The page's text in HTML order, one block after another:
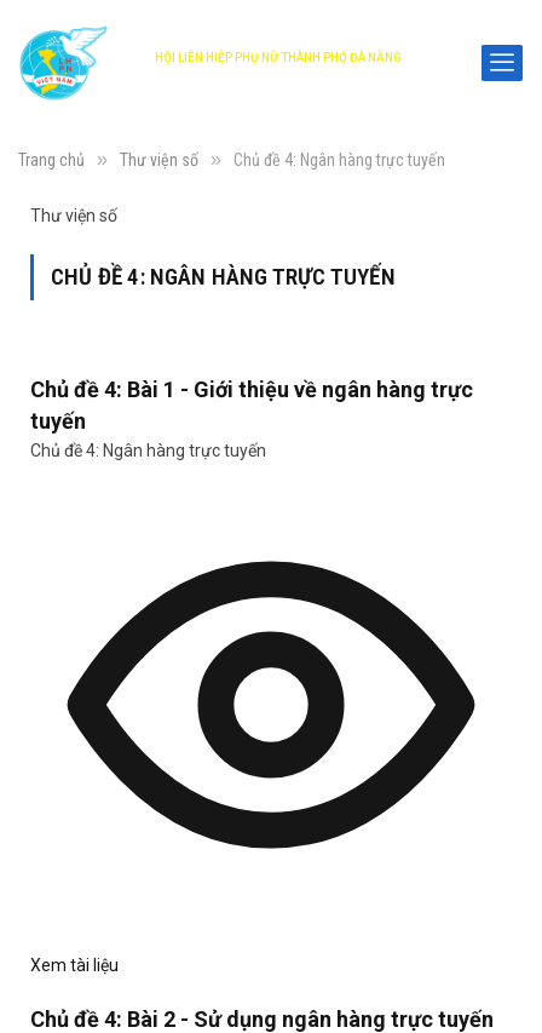
HỘI LIÊN HIỆP PHỤ NỮ THÀNH PHỐ ĐÀ NẴNG
Trang chủ » Thư viện số » Chủ đề 4: Ngân hàng trực tuyến
Thư viện số
CHỦ ĐỀ 4: NGÂN HÀNG TRỰC TUYẾN
Chủ đề 4: Bài 1 - Giới thiệu về ngân hàng trực
tuyến
Chủ đề 4: Ngân hàng trực tuyến
Xem tài liệu
Chủ đề 4: Bài 2 - Sử dụng ngân hàng trực tuyến